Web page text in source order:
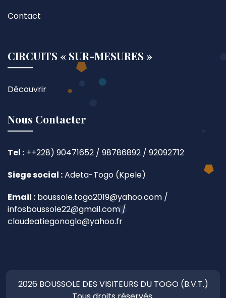
Contact
CIRCUITS « SUR-MESURES »
Découvrir
Nous Contacter
Tel : ++228) 90471652 / 98786892 / 92092712
Siege social :Adeta-Togo (Kpele)
Email : boussole.togo2019@yahoo.com /
infosboussole22@gmail.com /
claudeatiegonoglo@yahoo.fr
2026 BOUSSOLE DES VISITEURS DU TOGO (B.V.T.)